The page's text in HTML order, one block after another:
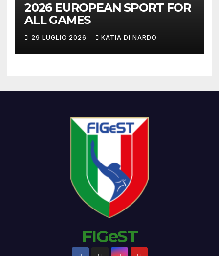
2026 EUROPEAN SPORT FOR
ALL GAMES
29 LUGLIO 2026 KATIA DI NARDO
FIGeST